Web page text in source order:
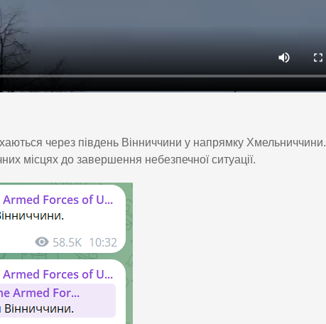
через південь Вінниччини у напрямку Хмельниччини.
місцях до завершення небезпечної ситуації.